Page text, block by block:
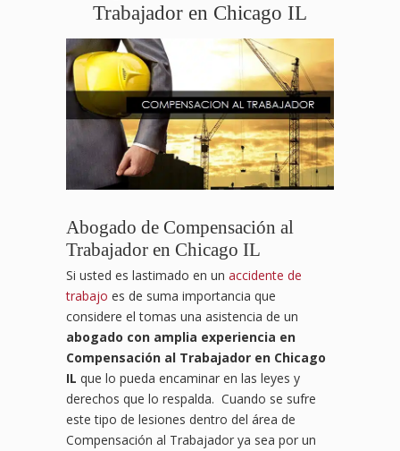
Trabajador en Chicago IL
Abogado de Compensación al
Trabajador en Chicago IL
Si usted es lastimado en un accidente de
trabajo es de suma importancia que
considere el tomas una asistencia de un
abogado con amplia experiencia en
Compensación al Trabajador en Chicago
IL que lo pueda encaminar en las leyes y
derechos que lo respalda. Cuando se sufre
este tipo de lesiones dentro del área de
Compensación al Trabajador ya sea por un